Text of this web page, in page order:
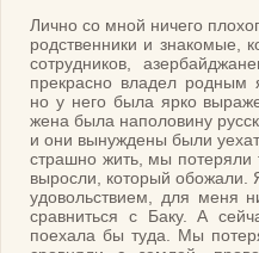
Лично со мной ничего
родственники и знакомые,
сотрудников,
прекрасно владел родным
но у него была ярко
жена была наполовину
и они вынуждены были
страшно жить, мы потеряли
выросли, который обожали.
удовольствием, для меня
сравниться с Баку. А
поехала бы туда. Мы